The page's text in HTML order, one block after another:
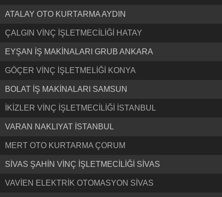
ATALAY OTO KURTARMA AYDIN
ÇALGIN VİNÇ İŞLETMECİLİĞİ HATAY
EYŞAN İŞ MAKİNALARI GRUB ANKARA
GÖÇER VİNÇ İŞLETMELİĞİ KONYA
BOLAT İŞ MAKİNALARI SAMSUN
İKİZLER VİNÇ İŞLETMECİLİĞİ İSTANBUL
VARAN NAKLIYAT İSTANBUL
MERT OTO KURTARMA ÇORUM
SİVAS ŞAHİN VİNÇ İŞLETMECİLİĞİ SİVAS
VAVİEN ELEKTRİK OTOMASYON SİVAS